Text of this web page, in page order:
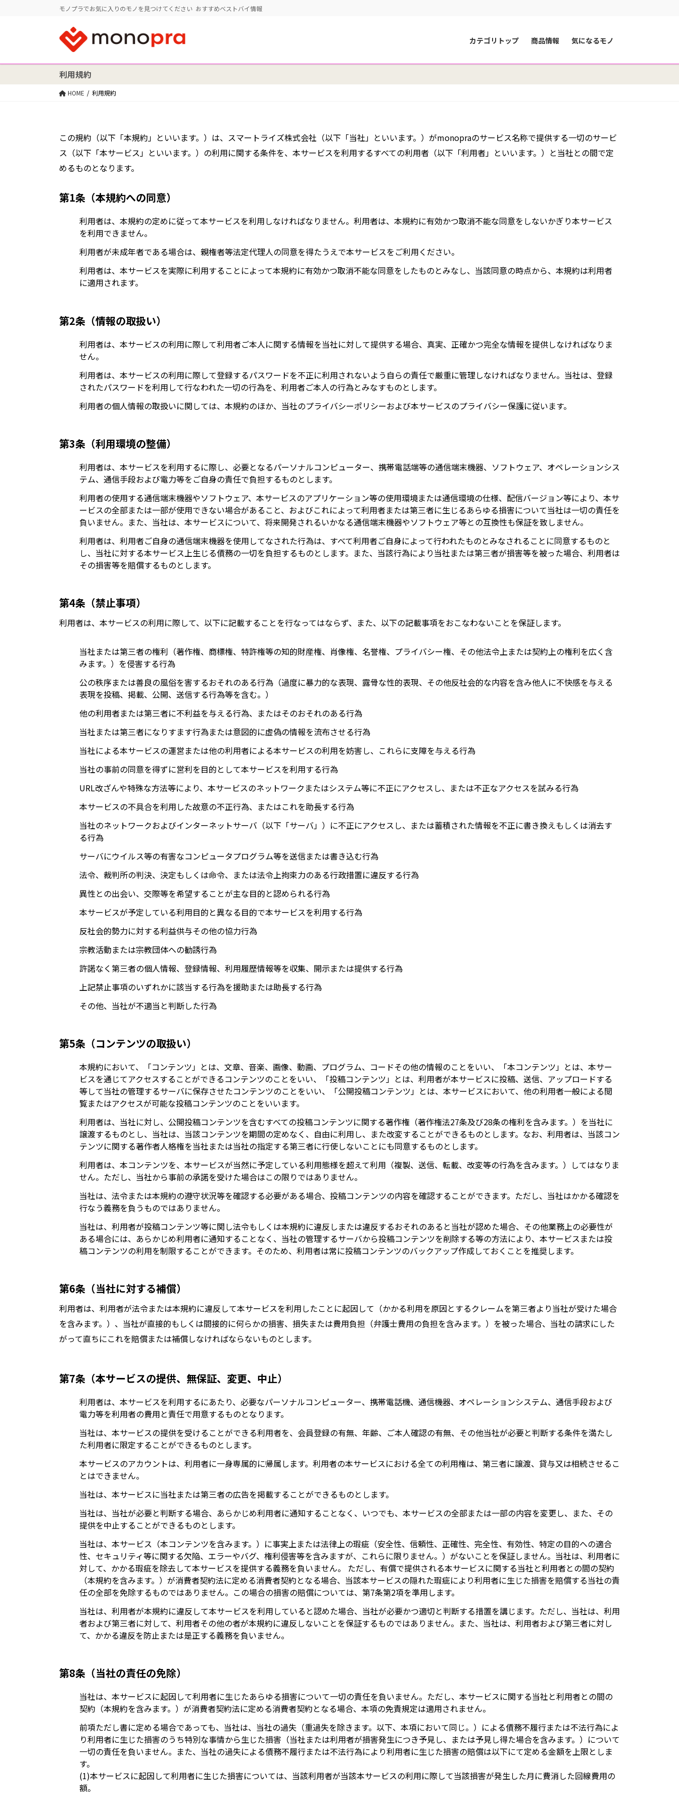
モノプラでお気に入りのモノを見つけてください おすすめベストバイ情報
カテゴリトップ 商品情報 気になるモノ
利用規約
HOME 利用規約
この規約（以下「本規約」といいます。）は、スマートライズ株式会社（以下「当社」といいます。）がmonopraのサービス名称で提供する一切のサービ
ス（以下「本サービス」といいます。）の利用に関する条件を、本サービスを利用するすべての利用者（以下「利用者」といいます。）と当社との間で定
めるものとなります。
第1条（本規約への同意）
利用者は、本規約の定めに従って本サービスを利用しなければなりません。利用者は、本規約に有効かつ取消不能な同意をしないかぎり本サービス
を利用できません。
利用者が未成年者である場合は、親権者等法定代理人の同意を得たうえで本サービスをご利用ください。
利用者は、本サービスを実際に利用することによって本規約に有効かつ取消不能な同意をしたものとみなし、当該同意の時点から、本規約は利用者
に適用されます。
第2条（情報の取扱い）
利用者は、本サービスの利用に際して利用者ご本人に関する情報を当社に対して提供する場合、真実、正確かつ完全な情報を提供しなければなりま
せん。
利用者は、本サービスの利用に際して登録するパスワードを不正に利用されないよう自らの責任で厳重に管理しなければなりません。当社は、登録
されたパスワードを利用して行なわれた一切の行為を、利用者ご本人の行為とみなすものとします。
利用者の個人情報の取扱いに関しては、本規約のほか、当社のプライバシーポリシーおよび本サービスのプライバシー保護に従います。
第3条（利用環境の整備）
利用者は、本サービスを利用するに際し、必要となるパーソナルコンピューター、携帯電話端等の通信端末機器、ソフトウェア、オペレーションシス
テム、通信手段および電力等をご自身の責任で負担するものとします。
利用者の使用する通信端末機器やソフトウェア、本サービスのアプリケーション等の使用環境または通信環境の仕様、配信バージョン等により、本サ
ービスの全部または一部が使用できない場合があること、およびこれによって利用者または第三者に生じるあらゆる損害について当社は一切の責任を
負いません。また、当社は、本サービスについて、将来開発されるいかなる通信端末機器やソフトウェア等との互換性も保証を致しません。
利用者は、利用者ご自身の通信端末機器を使用してなされた行為は、すべて利用者ご自身によって行われたものとみなされることに同意するものと
し、当社に対する本サービス上生じる債務の一切を負担するものとします。また、当該行為により当社または第三者が損害等を被った場合、利用者は
その損害等を賠償するものとします。
第4条（禁止事項）
利用者は、本サービスの利用に際して、以下に記載することを行なってはならず、また、以下の記載事項をおこなわないことを保証します。
当社または第三者の権利（著作権、商標権、特許権等の知的財産権、肖像権、名誉権、プライバシー権、その他法令上または契約上の権利を広く含
みます。）を侵害する行為
公の秩序または善良の風俗を害するおそれのある行為（過度に暴力的な表現、露骨な性的表現、その他反社会的な内容を含み他人に不快感を与える
表現を投稿、掲載、公開、送信する行為等を含む。）
他の利用者または第三者に不利益を与える行為、またはそのおそれのある行為
当社または第三者になりすます行為または意図的に虚偽の情報を流布させる行為
当社による本サービスの運営または他の利用者による本サービスの利用を妨害し、これらに支障を与える行為
当社の事前の同意を得ずに営利を目的として本サービスを利用する行為
URL改ざんや特殊な方法等により、本サービスのネットワークまたはシステム等に不正にアクセスし、または不正なアクセスを試みる行為
本サービスの不具合を利用した故意の不正行為、またはこれを助長する行為
当社のネットワークおよびインターネットサーバ（以下「サーバ」）に不正にアクセスし、または蓄積された情報を不正に書き換えもしくは消去す
る行為
サーバにウイルス等の有害なコンピュータプログラム等を送信または書き込む行為
法令、裁判所の判決、決定もしくは命令、または法令上拘束力のある行政措置に違反する行為
異性との出会い、交際等を希望することが主な目的と認められる行為
本サービスが予定している利用目的と異なる目的で本サービスを利用する行為
反社会的勢力に対する利益供与その他の協力行為
宗教活動または宗教団体への勧誘行為
許諾なく第三者の個人情報、登録情報、利用履歴情報等を収集、開示または提供する行為
上記禁止事項のいずれかに該当する行為を援助または助長する行為
その他、当社が不適当と判断した行為
第5条（コンテンツの取扱い）
本規約において、「コンテンツ」とは、文章、音楽、画像、動画、プログラム、コードその他の情報のことをいい、「本コンテンツ」とは、本サー
ビスを通じてアクセスすることができるコンテンツのことをいい、「投稿コンテンツ」とは、利用者が本サービスに投稿、送信、アップロードする
等して当社の管理するサーバに保存させたコンテンツのことをいい、「公開投稿コンテンツ」とは、本サービスにおいて、他の利用者一般による閲
覧またはアクセスが可能な投稿コンテンツのことをいいます。
利用者は、当社に対し、公開投稿コンテンツを含むすべての投稿コンテンツに関する著作権（著作権法27条及び28条の権利を含みます。）を当社に
譲渡するものとし、当社は、当該コンテンツを期間の定めなく、自由に利用し、また改変することができるものとします。なお、利用者は、当該コン
テンツに関する著作者人格権を当社または当社の指定する第三者に行使しないことにも同意するものとします。
利用者は、本コンテンツを、本サービスが当然に予定している利用態様を超えて利用（複製、送信、転載、改変等の行為を含みます。）してはなりま
せん。ただし、当社から事前の承諾を受けた場合はこの限りではありません。
当社は、法令または本規約の遵守状況等を確認する必要がある場合、投稿コンテンツの内容を確認することができます。ただし、当社はかかる確認を
行なう義務を負うものではありません。
当社は、利用者が投稿コンテンツ等に関し法令もしくは本規約に違反しまたは違反するおそれのあると当社が認めた場合、その他業務上の必要性が
ある場合には、あらかじめ利用者に通知することなく、当社の管理するサーバから投稿コンテンツを削除する等の方法により、本サービスまたは投
稿コンテンツの利用を制限することができます。そのため、利用者は常に投稿コンテンツのバックアップ作成しておくことを推奨します。
第6条（当社に対する補償）
利用者は、利用者が法令または本規約に違反して本サービスを利用したことに起因して（かかる利用を原因とするクレームを第三者より当社が受けた場合
を含みます。）、当社が直接的もしくは間接的に何らかの損害、損失または費用負担（弁護士費用の負担を含みます。）を被った場合、当社の請求にした
がって直ちにこれを賠償または補償しなければならないものとします。
第7条（本サービスの提供、無保証、変更、中止）
利用者は、本サービスを利用するにあたり、必要なパーソナルコンピューター、携帯電話機、通信機器、オペレーションシステム、通信手段および
電力等を利用者の費用と責任で用意するものとなります。
当社は、本サービスの提供を受けることができる利用者を、会員登録の有無、年齢、ご本人確認の有無、その他当社が必要と判断する条件を満たし
た利用者に限定することができるものとします。
本サービスのアカウントは、利用者に一身専属的に帰属します。利用者の本サービスにおける全ての利用権は、第三者に譲渡、貸与又は相続させるこ
とはできません。
当社は、本サービスに当社または第三者の広告を掲載することができるものとします。
当社は、当社が必要と判断する場合、あらかじめ利用者に通知することなく、いつでも、本サービスの全部または一部の内容を変更し、また、その
提供を中止することができるものとします。
当社は、本サービス（本コンテンツを含みます。）に事実上または法律上の瑕疵（安全性、信頼性、正確性、完全性、有効性、特定の目的への適合
性、セキュリティ等に関する欠陥、エラーやバグ、権利侵害等を含みますが、これらに限りません。）がないことを保証しません。当社は、利用者に
対して、かかる瑕疵を除去して本サービスを提供する義務を負いません。 ただし、有償で提供される本サービスに関する当社と利用者との間の契約
（本規約を含みます。）が消費者契約法に定める消費者契約となる場合、当該本サービスの隠れた瑕疵により利用者に生じた損害を賠償する当社の責
任の全部を免除するものではありません。この場合の損害の賠償については、第7条第2項を準用します。
当社は、利用者が本規約に違反して本サービスを利用していると認めた場合、当社が必要かつ適切と判断する措置を講じます。ただし、当社は、利用
者および第三者に対して、利用者その他の者が本規約に違反しないことを保証するものではありません。また、当社は、利用者および第三者に対し
て、かかる違反を防止または是正する義務を負いません。
第8条（当社の責任の免除）
当社は、本サービスに起因して利用者に生じたあらゆる損害について一切の責任を負いません。ただし、本サービスに関する当社と利用者との間の
契約（本規約を含みます。）が消費者契約法に定める消費者契約となる場合、本項の免責規定は適用されません。
前項ただし書に定める場合であっても、当社は、当社の過失（重過失を除きます。以下、本項において同じ。）による債務不履行または不法行為によ
り利用者に生じた損害のうち特別な事情から生じた損害（当社または利用者が損害発生につき予見し、または予見し得た場合を含みます。）について
一切の責任を負いません。また、当社の過失による債務不履行または不法行為により利用者に生じた損害の賠償は以下にて定める金額を上限としま
す。
(1)本サービスに起因して利用者に生じた損害については、当該利用者が当該本サービスの利用に際して当該損害が発生した月に費消した回線費用の
額。